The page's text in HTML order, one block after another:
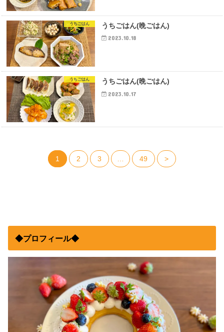
うちごはん うちごはん(晩ごはん)
2023.10.18
うちごはん うちごはん(晩ごはん)
2023.10.17
1 2 3 49 >
◆プロフィール◆